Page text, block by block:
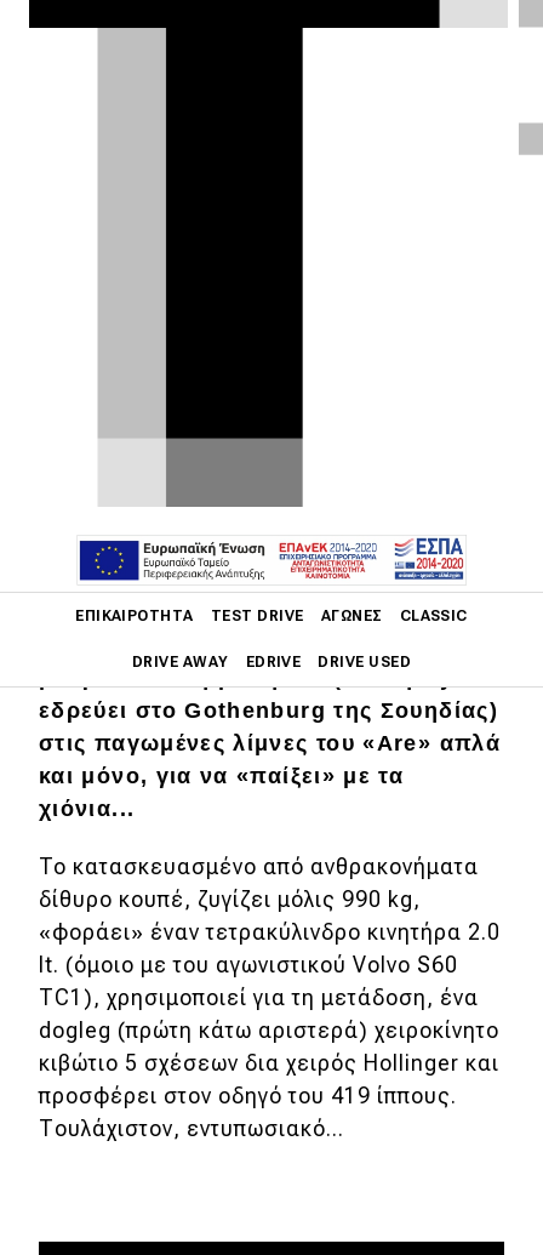
ΕΠΙΚΑΙΡΌΤΗΤΑ TEST DRIVE ΑΓΏΝΕΣ CLASSIC
DRIVE AWAY EDRIVE DRIVE USED
Main navigation
Επικαιρότητα
Νέα μοντέλα
Πρωτότυπα
Ελλάδα
Κόσμος
Τεχνολογία
Ασφάλεια
Αγορά
Απόψεις
Ο chief engineer της Cyan Racing
team, Mattias Evensson, πήρε το
ειδικά κατασκευασμένο Volvo P1800
εδρεύει στο Gothenburg της Σουηδίας)
στις παγωμένες λίμνες του «Are» απλά
και μόνο, για να «παίξει» με τα
χιόνια...
To κατασκευασμένο από ανθρακονήματα
δίθυρο κουπέ, ζυγίζει μόλις 990 kg,
«φοράει» έναν τετρακύλινδρο κινητήρα 2.0
lt. (όμοιο με του αγωνιστικού Volvo S60
TC1), χρησιμοποιεί για τη μετάδοση, ένα
dogleg (πρώτη κάτω αριστερά) χειροκίνητο
κιβώτιο 5 σχέσεων δια χειρός Hollinger και
προσφέρει στον οδηγό του 419 ίππους.
Τουλάχιστον, εντυπωσιακό...